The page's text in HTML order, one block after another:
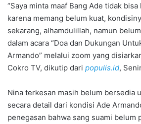
“Saya minta maaf Bang Ade tidak
karena memang belum kuat,
sekarang, alhamdulillah, namun
dalam acara “Doa dan Dukungan
Armando” melalui zoom yang
Cokro TV, dikutip dari populis.id,
Nina terkesan masih belum bersedia
secara detail dari kondisi Ade
penegasan bahwa sang suami belum